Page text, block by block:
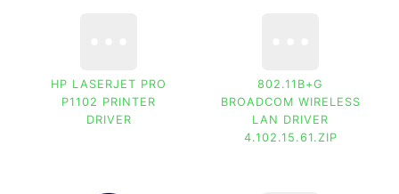
HP LASERJET PRO
P1102 PRINTER
DRIVER
802.11B+G
BROADCOM WIRELESS
LAN DRIVER
4.102.15.61.ZIP